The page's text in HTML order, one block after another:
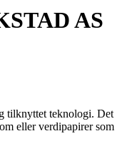
AS
tilknyttet teknologi. Det
eller verdipapirer som